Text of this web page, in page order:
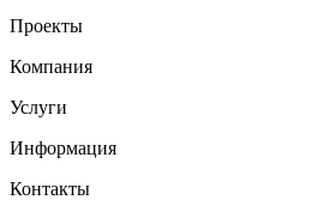
Проекты
Компания
Услуги
Информация
Контакты